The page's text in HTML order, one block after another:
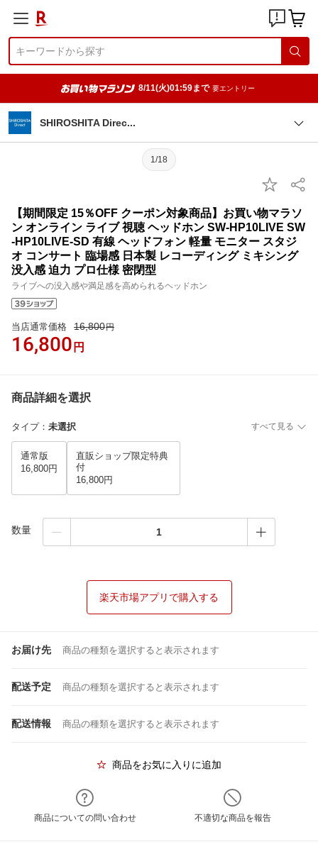
8/11(火)01:59まで 要エントリー
SHIROSHITA Direc
1/18
【期間限定 15％OFF クーポン対象商品】お買い物マラソ
ン オンライン ライブ 視聴 ヘッドホン SW-HP10LIVE SW
-HP10LIVE-SD 有線 ヘッドフォン 軽量 モニター スタジ
オ コンサート 臨場感 日本製 レコーディング ミキシング
没入感 迫力 プロ仕様 密閉型
ライブへの没入感や満足感を高められるヘッドホン
当店通常価格 16,800円
16,800 円
商品詳細を選択
タイプ： 未選択 すべて見る
通常版
16,800円
直販ショップ限定特典
付
16,800円
数量
楽天市場アプリで購入する
お届け先 商品の種類を選択すると表示されます
配送予定 商品の種類を選択すると表示されます
配送情報 商品の種類を選択すると表示されます
商品をお気に入りに追加
商品についての問い合わせ 不適切な商品を報告